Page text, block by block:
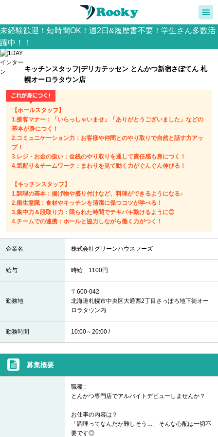
未経験歓迎！短時間OK！週2日&履歴書不要！学生さん多数活
躍中！！
キッチンスタッフ|デリカテッセン とんかつ新宿さぼてん 札
幌オーロラタウン店
【ホールスタッフ】
1.接客マナー：「いらっしゃいませ」「ありがとうございました」などの
基本が身につく！
2.コミュニケーション力：お客様や仲間とのやり取りで自然と話す力アッ
プ！
3.レジ・お金の扱い：金銭のやり取りを通して責任感も身につく！
4.気配り＆チームワーク：まわりを見て動く力がぐんぐん伸びる！
【キッチンスタッフ】
1.調理の基本：揚げ物や盛り付けなど、料理ができるようになる♪
2.衛生意識：食材やキッチンを清潔に保つコツが学べる！
3.集中力＆段取り力：限られた時間でテキパキ動けるように◎
4.チームでの連携：ホールと協力しながら働く力がつく！
企業名 株式会社グリーンハウスフーズ
給与 時給 1100円
勤務地
〒600-042
北海道札幌市中央区大通西2丁目さっぽろ地下街オー
ロラタウン内
勤務時間 10:00～20:00 /
募集概要
職種 :
とんかつ専門店でアルバイトデビューしませんか？
お仕事の内容は？
「調理ってなんだか難しそう…」そんな心配は一切不
要です◎